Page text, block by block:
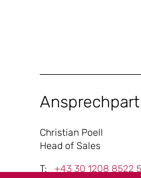
Christian Poell
Head of Sales
+43 30 1208 8522